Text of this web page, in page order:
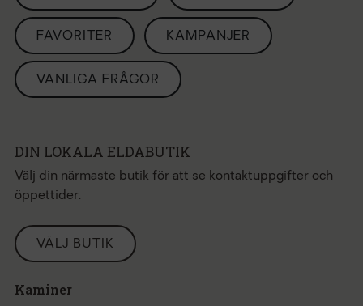
FAVORITER KAMPANJER
VANLIGA FRÅGOR
DIN LOKALA ELDABUTIK
Välj din närmaste butik för att se kontaktuppgifter och
öppettider.
VÄLJ BUTIK
Kaminer